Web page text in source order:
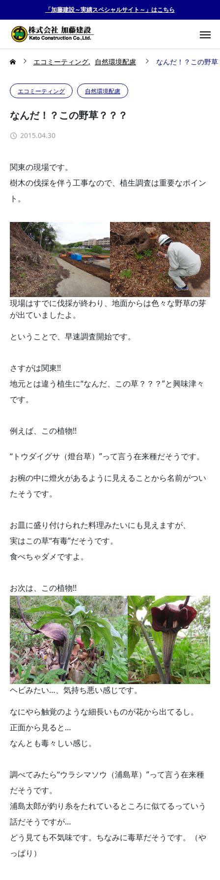
「加藤建設～実績スペシャルサイト～」はこちら
エコミーティング 自然環境配慮 なんだ！？この野
エコミーティング 自然環境配慮
なんだ！？この野草？？？
2015.04.30
関東の現場です。
樹木の伐採を伴う工事なので、植生調査は重要なポイン
ト。
現場はすでに伐採が終わり、地面からは色々な野草の芽
が出ていましたよ。
ということで、早速調査開始です。
さすがは関東!!
地元とは違う植生に“なんだ、この草？？？”と興味津々
です。
例えば、この植物!!
“トウダイグサ（燈台草）”って言う在来種だそうです。
お椀の中に燈火があるように見えることから名前がつい
たそうです。
お皿に盛り付けられた料理みたいにも見えますが、
実はこの草“有毒”だそうです。
食べちゃダメですよ。
お次は、この植物!!
ヘビみたい…、気持ち悪い感じです。
なにやら触覚のような細長いものが花から出てるし。
正面から見ると…
なんとも毒々しい感じ。
調べてみたら“ウラシマソウ（浦島草）”って言う在来種
だそうです。
浦島太郎が釣り糸をたれているところに似てるっていう
話だそうですが…
どう見ても不気味です。ちなみに毒草だそうです。（や
っぱり）